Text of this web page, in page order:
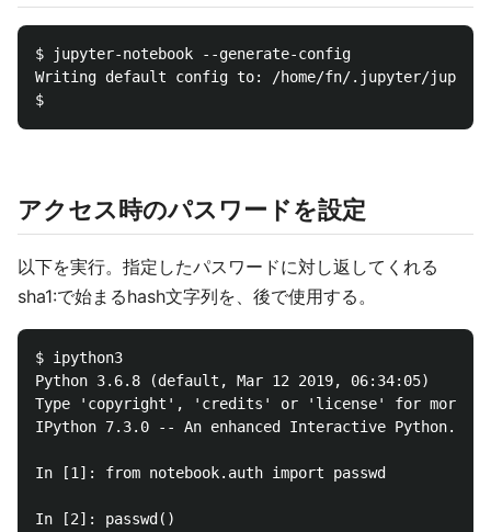
$ jupyter-notebook --generate-config
Writing default config to: /home/fn/.jupyter/
アクセス時のパスワードを設定
以下を実行。指定したパスワードに対し返してくれる
sha1:で始まるhash文字列を、後で使用する。
$ ipython3
Python 3.6.8 (default, Mar 12 2019, 06:34:05)
Type 'copyright', 'credits' or 'license' for more
IPython 7.3.0 -- An enhanced Interactive Python.
In [1]: from notebook.auth import passwd
In [2]: passwd()